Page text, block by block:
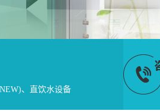
、直饮水设备